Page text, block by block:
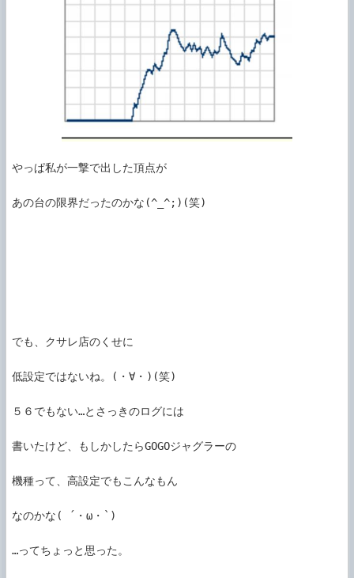
やっぱ私が一撃で出した頂点が
あの台の限界だったのかな(^_^;)(笑)
でも、クサレ店のくせに
低設定ではないね。(・∀・)(笑)
５６でもない…とさっきのログには
書いたけど、もしかしたらGOGOジャグラーの
機種って、高設定でもこんなもん
なのかな( ´・ω・`)
…ってちょっと思った。